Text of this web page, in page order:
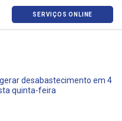
SERVIÇOS ONLINE
desabastecimento em 4
quinta-feira